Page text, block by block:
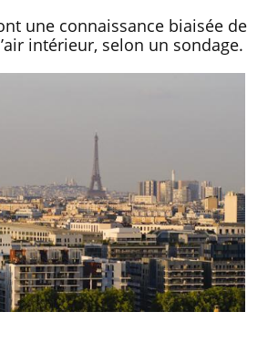
une connaissance biaisée de
intérieur, selon un sondage.